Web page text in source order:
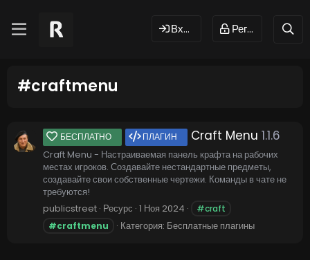
Вход Регистрация
#craftmenu
БЕСПЛАТНО ПЛАГИН Craft Menu 1.1.6
Craft Menu - Настраиваемая панель крафта на рабочих
местах игроков. Создавайте нестандартные предметы,
создавайте свои собственные чертежи. Команды в чате не
требуются!
publicstreet Ресурс 1 Ноя 2024
#craft
#craftmenu
Категория: Бесплатные плагины